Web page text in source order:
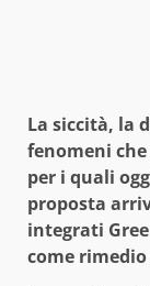
La siccità, la
fenomeni
per i quali
proposta
integrati
come